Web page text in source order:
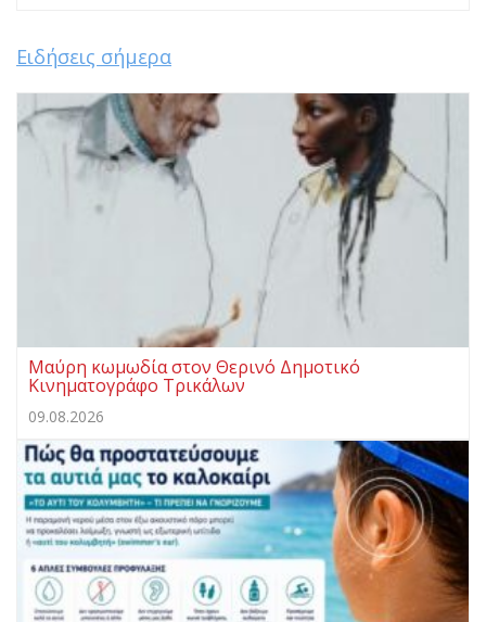
Ειδήσεις σήμερα
Μαύρη κωμωδία στον Θερινό Δημοτικό
Κινηματογράφο Τρικάλων
09.08.2026